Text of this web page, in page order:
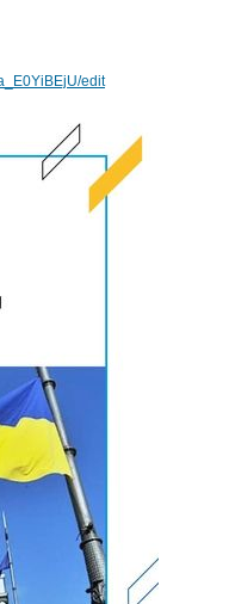
edit